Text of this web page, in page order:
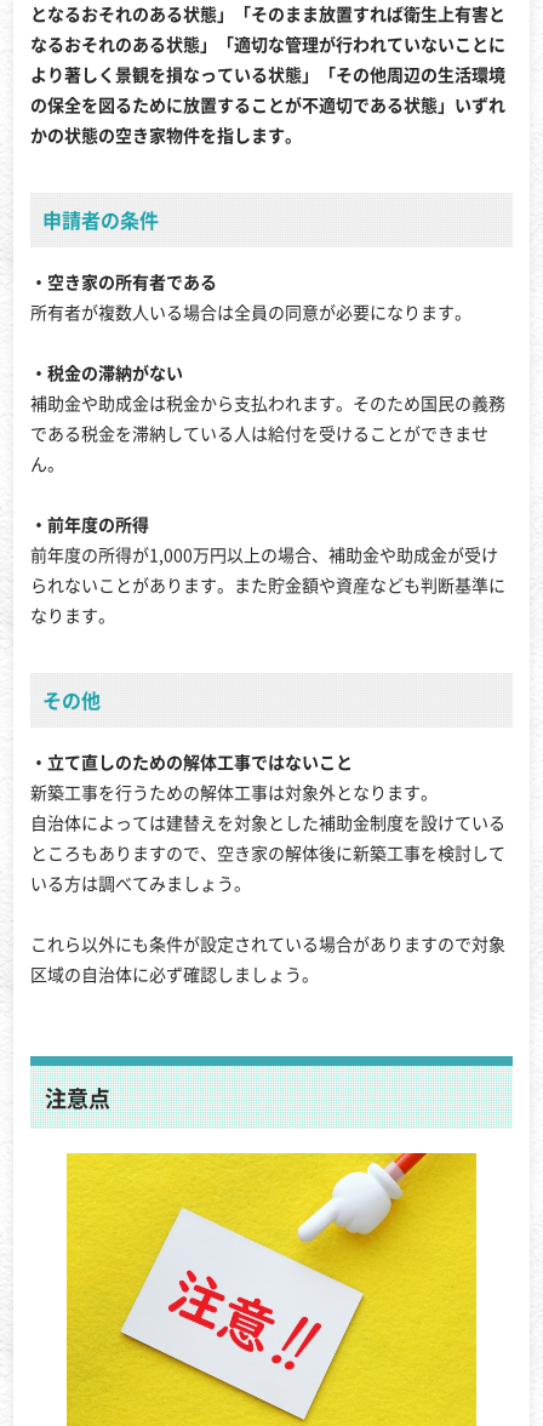
となるおそれのある状態」「そのまま放置すれば衛生上有害と
なるおそれのある状態」「適切な管理が行われていないことに
より著しく景観を損なっている状態」「その他周辺の生活環境
の保全を図るために放置することが不適切である状態」いずれ
かの状態の空き家物件を指します。
申請者の条件
・空き家の所有者である
所有者が複数人いる場合は全員の同意が必要になります。
・税金の滞納がない
補助金や助成金は税金から支払われます。そのため国民の義務
である税金を滞納している人は給付を受けることができませ
ん。
・前年度の所得
前年度の所得が1,000万円以上の場合、補助金や助成金が受け
られないことがあります。また貯金額や資産なども判断基準に
なります。
その他
・立て直しのための解体工事ではないこと
新築工事を行うための解体工事は対象外となります。
自治体によっては建替えを対象とした補助金制度を設けている
ところもありますので、空き家の解体後に新築工事を検討して
いる方は調べてみましょう。
これら以外にも条件が設定されている場合がありますので対象
区域の自治体に必ず確認しましょう。
注意点